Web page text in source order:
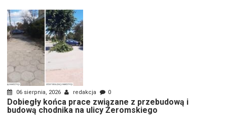
06 sierpnia, 2026 redakcja 0
Dobiegły końca prace związane z przebudową i
budową chodnika na ulicy Żeromskiego